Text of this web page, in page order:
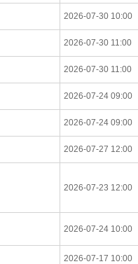
2026-07-30 10:00
2026-07-30 11:00
2026-07-30 11:00
2026-07-24 09:00
2026-07-24 09:00
2026-07-27 12:00
2026-07-23 12:00
2026-07-24 10:00
2026-07-17 10:00